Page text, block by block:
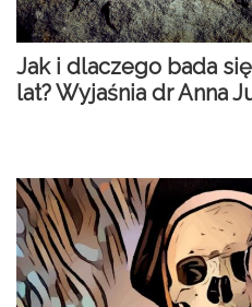
Jak i dlaczego bada
lat? Wyjaśnia dr Anna